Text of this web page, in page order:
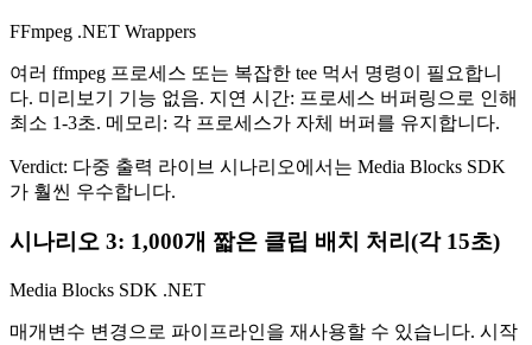
FFmpeg .NET Wrappers
여러 ffmpeg 프로세스 또는 복잡한 tee 먹서 명령이 필요합니
다. 미리보기 기능 없음. 지연 시간: 프로세스 버퍼링으로 인해
최소 1-3초. 메모리: 각 프로세스가 자체 버퍼를 유지합니다.
Verdict: 다중 출력 라이브 시나리오에서는 Media Blocks SDK
가 훨씬 우수합니다.
시나리오 3: 1,000개 짧은 클립 배치 처리(각 15초)
Media Blocks SDK .NET
매개변수 변경으로 파이프라인을 재사용할 수 있습니다. 시작